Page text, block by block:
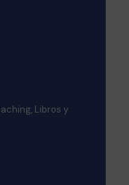
Libros y